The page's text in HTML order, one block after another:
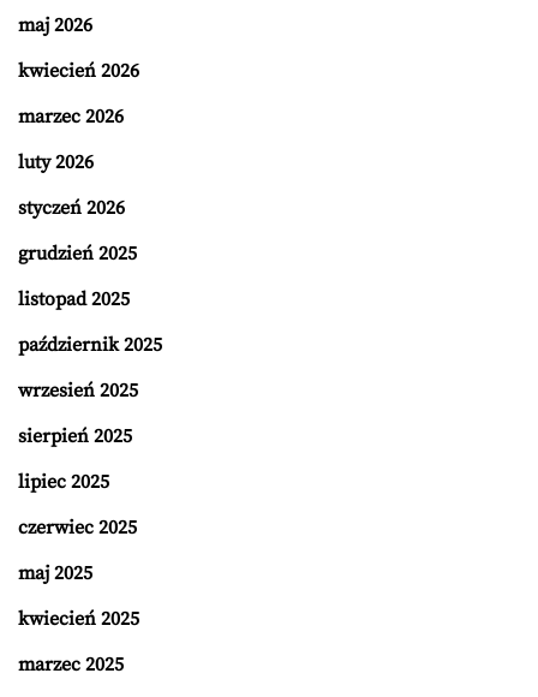
maj 2026
kwiecień 2026
marzec 2026
luty 2026
styczeń 2026
grudzień 2025
listopad 2025
październik 2025
wrzesień 2025
sierpień 2025
lipiec 2025
czerwiec 2025
maj 2025
kwiecień 2025
marzec 2025